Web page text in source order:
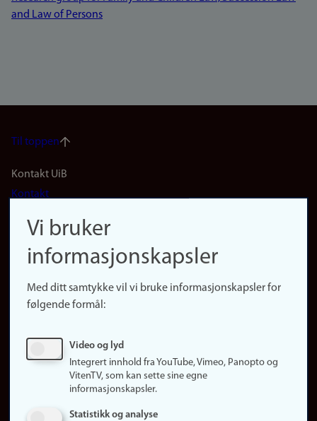
and Law of Persons
Til toppen
Footer
(no)
Kontakt UiB
Kontakt
Finn forsker
Presse
Finn studier
Ledige stillinger
Vi bruker
informasjonskapsler
Med ditt samtykke vil vi bruke informasjonskapsler for
følgende formål:
Video og lyd
Integrert innhold fra YouTube, Vimeo, Panopto og
VitenTV, som kan sette sine egne
informasjonskapsler.
Statistikk og analyse